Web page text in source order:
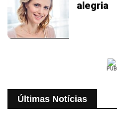
alegria
PUB
Últimas Notícias